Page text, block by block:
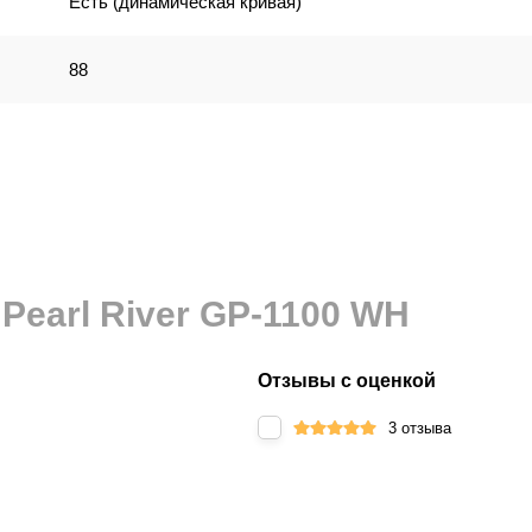
центр. Встроенный
88
River GP-1100 WH
Отзывы с оценкой
3 отзыва